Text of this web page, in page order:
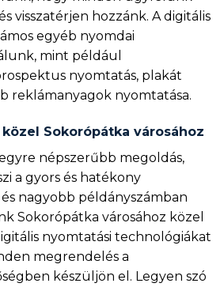
visszatérjen hozzánk. A digitális
egyéb nyomdai
mint például
nyomtatás, plakát
reklámanyagok nyomtatása.
Sokorópátka városához
népszerűbb megoldás,
a gyors és hatékony
nagyobb példányszámban
Sokorópátka városához közel
nyomtatási technológiákat
megrendelés a
készüljön el. Legyen szó